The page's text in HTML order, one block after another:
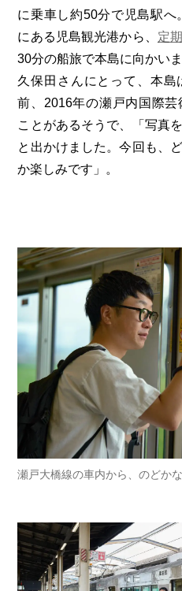
に乗車し約50分で児島駅
にある児島観光港から、 定
30分の船旅で本島に向かいま
久保田さんにとって、本島
前、2016年の瀬戸内国際
ことがあるそうで、「写真
と出かけました。今回も、
か楽しみです」。
瀬戸大橋線の車内から、のどか